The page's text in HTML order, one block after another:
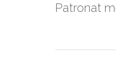
Patronat